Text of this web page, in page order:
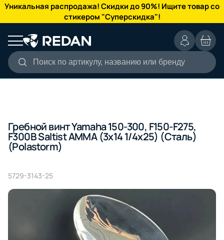
Уникальная распродажа! Скидки до 90%! Ищите товар со
стикером "Суперскидка"!
Поиск по артикулу, названию или бренду
КАТАЛОГ
Гребной винт Yamaha 150-300, F150-F275,
F300B Saltist AMMA (3x14 1/4x25) (Сталь)
(Polastorm)
5729-3143-25